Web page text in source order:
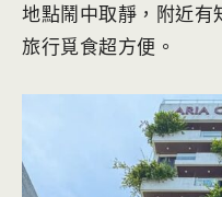
地點鬧中取靜，附近有
旅行覓食超方便。